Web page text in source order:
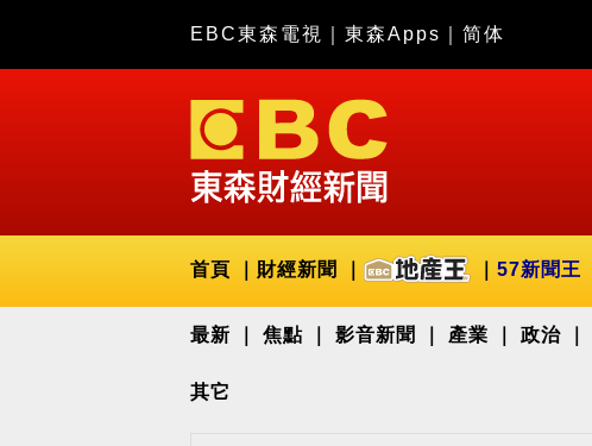
EBC東森電視 東森Apps 简体
首頁 財經新聞 57新聞王
最新 焦點 影音新聞 產業 政治
其它